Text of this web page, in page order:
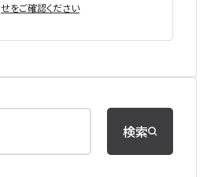
せをご確認ください
検索